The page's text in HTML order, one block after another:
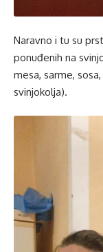
Naravno i tu su
ponuđenih na
mesa, sarme,
svinjokolja).